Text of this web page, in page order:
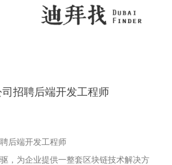
司招聘后端开发工程师
后端开发工程师
，为企业提供一整套区块链技术解决方